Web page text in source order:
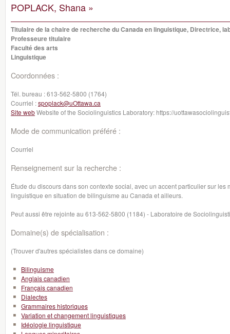
POPLACK, Shana »
Titulaire de la chaire de recherche du Canada en linguistique, Directrice,
Professeure titulaire
Faculté des arts
Linguistique
Coordonnées :
Tél. bureau :613-562-5800 (1764)
Courriel :spoplack@uOttawa.ca
Site webWebsite of the Sociolinguistics Laboratory: https://
Mode de communication préféré :
Courriel
Renseignement sur la recherche :
Étude du discours dans son contexte social, avec un accent particulier sur
linguistique en situation de bilinguisme au Canada et ailleurs.
Peut aussi être rejointe au 613-562-5800 (1184) - Laboratoire de
Domaine(s) de spécialisation :
(Trouver d'autres spécialistes dans ce domaine)
Bilinguisme
Anglais canadien
Français canadien
Dialectes
Grammaires historiques
Variation et changement linguistiques
Idéologie linguistique